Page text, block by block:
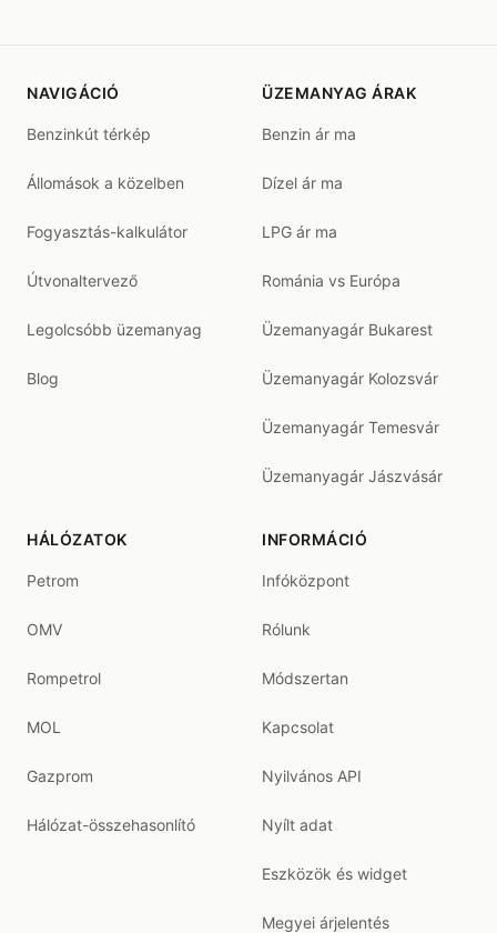
NAVIGÁCIÓ
Benzinkút térkép
Állomások a közelben
Fogyasztás-kalkulátor
Útvonaltervező
Legolcsóbb üzemanyag
Blog
ÜZEMANYAG ÁRAK
Benzin ár ma
Dízel ár ma
LPG ár ma
Románia vs Európa
Üzemanyagár Bukarest
Üzemanyagár Kolozsvár
Üzemanyagár Temesvár
Üzemanyagár Jászvásár
HÁLÓZATOK
Petrom
OMV
Rompetrol
MOL
Gazprom
Hálózat-összehasonlító
INFORMÁCIÓ
Infóközpont
Rólunk
Módszertan
Kapcsolat
Nyilvános API
Nyílt adat
Eszközök és widget
Megyei árjelentés